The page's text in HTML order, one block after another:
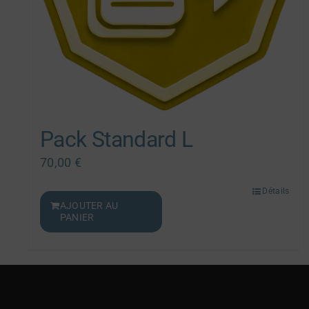
Pack Standard L
70,00 €
AJOUTER AU
PANIER
Détails